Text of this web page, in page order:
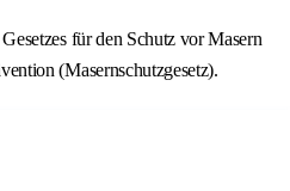
für den Schutz vor Masern
(Masernschutzgesetz).